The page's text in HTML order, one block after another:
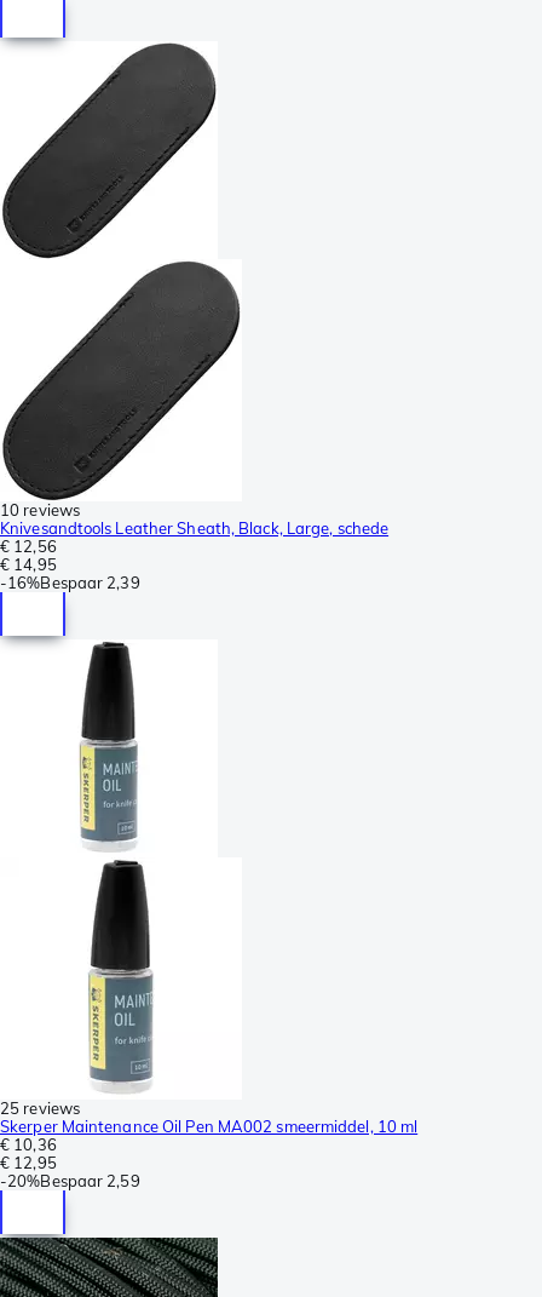
10 reviews
Knivesandtools Leather Sheath, Black, Large, schede
€ 12,56
€ 14,95
-16%Bespaar 2,39
25 reviews
Skerper Maintenance Oil Pen MA002 smeermiddel, 10 ml
€ 10,36
€ 12,95
-20%Bespaar 2,59